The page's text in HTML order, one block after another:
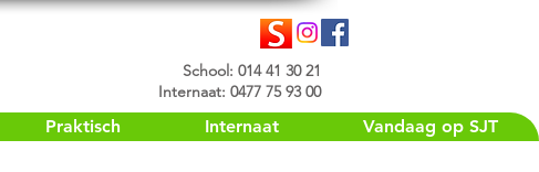
School: 014 41 30 21
Internaat: 0477 75 93 00
Praktisch Internaat Vandaag op SJT